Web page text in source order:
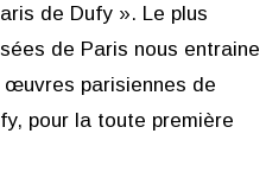
de Dufy ». Le plus
de Paris nous entraine
parisiennes de
pour la toute première